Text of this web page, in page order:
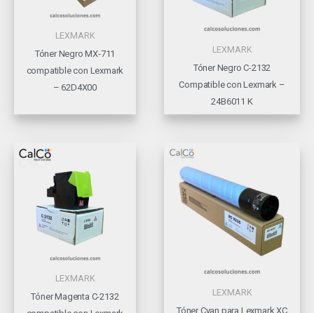
LEXMARK
Tóner Negro MX-711
compatible con Lexmark
– 62D4X00
LEXMARK
Tóner Negro C-2132
Compatible con Lexmark –
24B6011 K
LEXMARK
Tóner Magenta C-2132
LEXMARK
Tóner Cyan para Lexmark XC